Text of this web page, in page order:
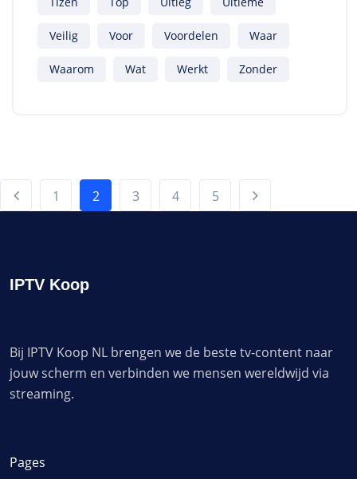
Veilig Voor Voordelen Waar
Waarom Wat Werkt Zonder
1 2 3 4 5
IPTV Koop
Bij IPTV Koop NL brengen we de beste tv-content naar
jouw scherm en verbinden we mensen wereldwijd via
streaming.
Pages